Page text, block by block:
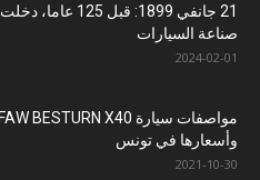
21 جانفي 1899: قبل
صناعة السيارات
2024-02-01
وأسعارها في تونس
2021-10-30